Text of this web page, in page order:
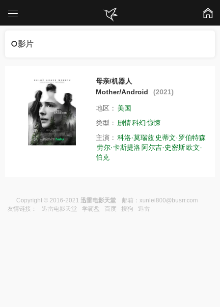
影片
母亲/机器人
Mother/Android
(2021)
地区： 美国
类型： 剧情科幻惊悚
主演： 科洛·莫瑞兹 史蒂文·罗伯特森
劳尔·卡斯提洛 阿尔吉·史密斯欧文·
伯克
Copyright © 2016-2021 迅雷电影天堂 邮箱： xunlei800@busrr.com
友情链接：
迅雷电影天堂 学霸盘 百度 搜狗 迅雷